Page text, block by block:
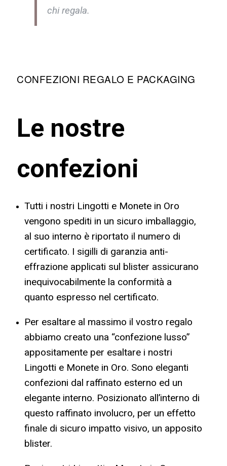
chi regala.
CONFEZIONI REGALO E PACKAGING
Le nostre
confezioni
Tutti i nostri Lingotti e Monete in Oro
vengono spediti in un sicuro imballaggio,
al suo interno è riportato il numero di
certificato. I sigilli di garanzia anti-
effrazione applicati sul blister assicurano
inequivocabilmente la conformità a
quanto espresso nel certificato.
Per esaltare al massimo il vostro regalo
abbiamo creato una “confezione lusso”
appositamente per esaltare i nostri
Lingotti e Monete in Oro. Sono eleganti
confezioni dal raffinato esterno ed un
elegante interno. Posizionato all’interno di
questo raffinato involucro, per un effetto
finale di sicuro impatto visivo, un apposito
blister.